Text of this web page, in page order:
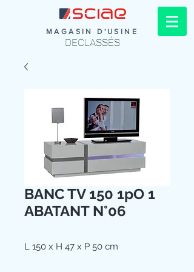
MAGASIN D'USINE
DECLASSÉS
BANC TV 150 1pO 1
ABATANT N°06
L 150 x H 47 x P 50 cm